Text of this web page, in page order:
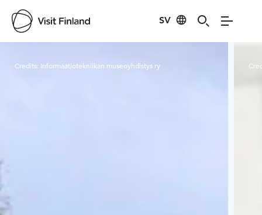
SV
Credits: Informaatiotekniikan museoyhdistys ry